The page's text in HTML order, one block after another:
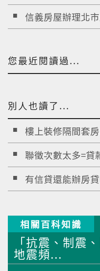
信義房屋辦理北
您最近閱讀過...
別人也讀了...
樓上裝修隔間套
聯徵次數太多=貸
有信貸還能辦房
相關百科知識
「抗震、制震
地震頻...